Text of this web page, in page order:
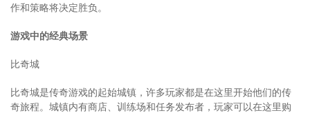
作和策略将决定胜负。
游戏中的经典场景
比奇城
比奇城是传奇游戏的起始城镇，许多玩家都是在这里开始他们的传
奇旅程。城镇内有商店、训练场和任务发布者，玩家可以在这里购